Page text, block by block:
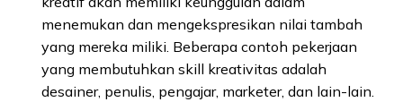
menemukan dan mengekspresikan nilai tambah
yang mereka miliki. Beberapa contoh pekerjaan
yang membutuhkan skill kreativitas adalah
desainer, penulis, pengajar, marketer, dan lain-lain.